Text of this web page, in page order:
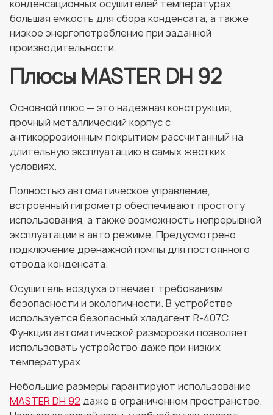
конденсационных осушителей температурах,
большая емкость для сбора конденсата, а также
низкое энергопотребление при заданной
производительности.
Плюсы MASTER DH 92
Основной плюс — это надежная конструкция,
прочный металлический корпус с
антикоррозионным покрытием рассчитанный на
длительную эксплуатацию в самых жестких
условиях.
Полностью автоматическое управление,
встроенный гигрометр обеспечивают простоту
использования, а также возможность непрерывной
эксплуатации в авто режиме. Предусмотрено
подключение дренажной помпы для постоянного
отвода конденсата.
Осушитель воздуха отвечает требованиям
безопасности и экологичности. В устройстве
используется безопасный хладагент R-407C.
Функция автоматической разморозки позволяет
использовать устройство даже при низких
температурах.
Небольшие размеры гарантируют использование
MASTER DH 92 даже в ограниченном пространстве.